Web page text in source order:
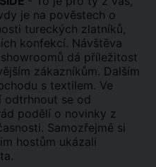
je na pověstech o
tureckých zlatníků,
konfekcí. Návštěva
dá příležitost
zákazníkům. Dalším
s textilem. Ve
odtrhnout se od
podělí o novinky z
Samozřejmě si
hostům ukázali